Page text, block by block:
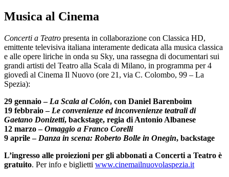
Musica al Cinema
Concerti a Teatro presenta in collaborazione con Classica HD,
emittente televisiva italiana interamente dedicata alla musica classica
e alle opere liriche in onda su Sky, una rassegna di documentari sui
grandi artisti del Teatro alla Scala di Milano, in programma per 4
giovedì al Cinema Il Nuovo (ore 21, via C. Colombo, 99 – La
Spezia):
29 gennaio – La Scala al Colón, con Daniel Barenboim
19 febbraio – Le convenienze ed inconvenienze teatrali di
Gaetano Donizetti, backstage, regia di Antonio Albanese
12 marzo –Omaggio a Franco Corelli
9 aprile – Danza in scena: Roberto Bolle in Onegin, backstage
L’ingresso alle proiezioni per gli abbonati a Concerti a Teatro è
gratuito. Per info e biglietti www.cinemailnuovolaspezia.it